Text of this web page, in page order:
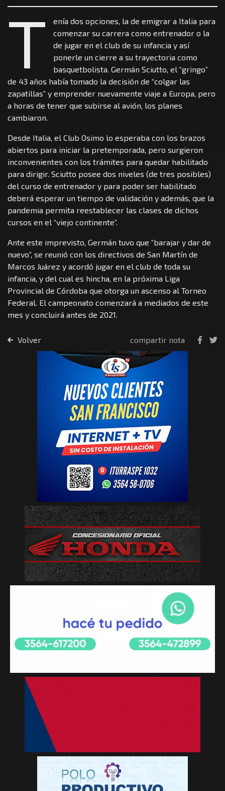
T
enía dos opciones, la de emigrar a Italia para
comenzar su carrera como entrenador o la
de jugar en el club de su infancia y así
ponerle un cierre a su trayectoria como
basquetbolista. Germán Sciutto, el “gringo”
de 43 años había tomado la decisión de “colgar las
zapatillas” y emprender nuevamente viaje a Europa, pero
a horas de tener que subirse al avión, los planes
cambiaron.
Desde Italia, el Club Osimo lo esperaba con los brazos
abiertos para iniciar la pretemporada, pero surgieron
inconvenientes con los trámites para quedar habilitado
para dirigir. Sciutto posee dos niveles (de tres posibles)
del curso de entrenador y para poder ser habilitado
deberá esperar un tiempo de validación y además, que la
pandemia permita reestablecer las clases de dichos
cursos en el “viejo continente”.
Ante este imprevisto, Germán tuvo que “barajar y dar de
nuevo”, se reunió con los directivos de San Martín de
Marcos Juárez y acordó jugar en el club de toda su
infancia, y del cual es hincha, en la próxima Liga
Provincial de Córdoba que otorga un ascenso al Torneo
Federal. El campeonato comenzará a mediados de este
mes y concluirá antes de 2021.
Volver compartir nota